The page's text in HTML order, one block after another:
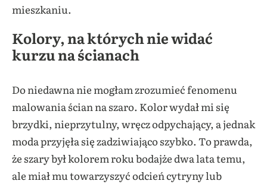
mieszkaniu.
Kolory, na których nie widać
kurzu na ścianach
Do niedawna nie mogłam zrozumieć fenomenu
malowania ścian na szaro. Kolor wydał mi się
brzydki, nieprzytulny, wręcz odpychający, a jednak
moda przyjęła się zadziwiająco szybko. To prawda,
że szary był kolorem roku bodajże dwa lata temu,
ale miał mu towarzyszyć odcień cytryny lub